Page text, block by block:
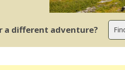
a different adventure?